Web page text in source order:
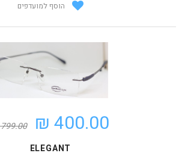
הוסף למועדפים
400.00 ₪
799.00 ₪
ELEGANT